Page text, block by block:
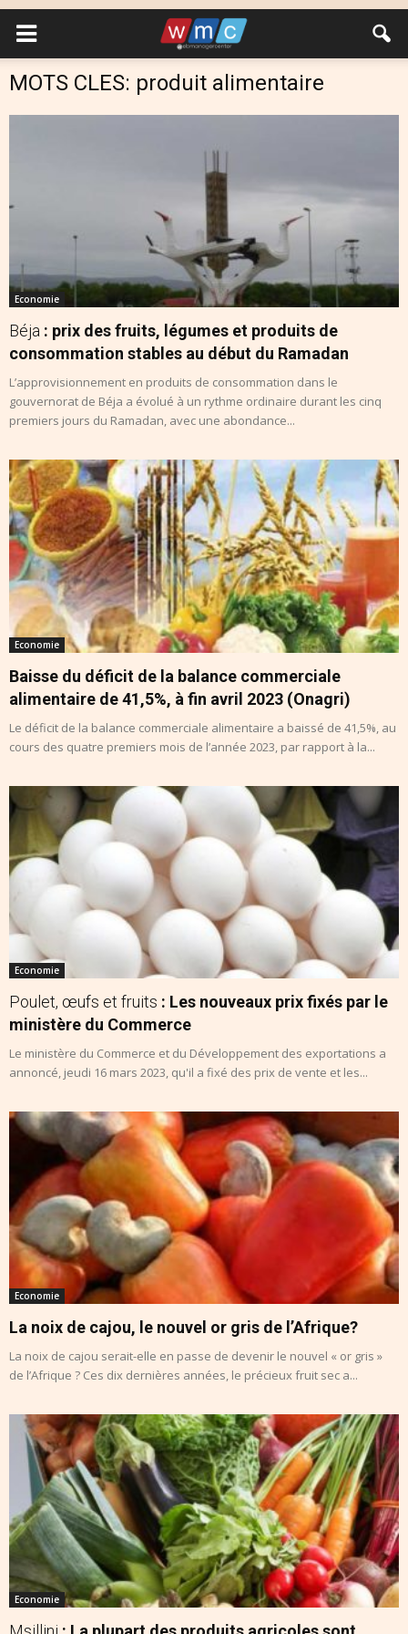
MOTS CLES: produit alimentaire
Economie
Béja : prix des fruits, légumes et produits de
consommation stables au début du Ramadan
L’approvisionnement en produits de consommation dans le
gouvernorat de Béja a évolué à un rythme ordinaire durant les cinq
premiers jours du Ramadan, avec une abondance...
Economie
Baisse du déficit de la balance commerciale
alimentaire de 41,5%, à fin avril 2023 (Onagri)
Le déficit de la balance commerciale alimentaire a baissé de 41,5%, au
cours des quatre premiers mois de l’année 2023, par rapport à la...
Economie
Poulet, œufs et fruits : Les nouveaux prix fixés par le
ministère du Commerce
Le ministère du Commerce et du Développement des exportations a
annoncé, jeudi 16 mars 2023, qu'il a fixé des prix de vente et les...
Economie
La noix de cajou, le nouvel or gris de l’Afrique?
La noix de cajou serait-elle en passe de devenir le nouvel « or gris »
de l’Afrique ? Ces dix dernières années, le précieux fruit sec a...
Economie